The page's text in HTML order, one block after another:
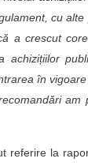
cu
a crescut
achizițiilor
în
referire la